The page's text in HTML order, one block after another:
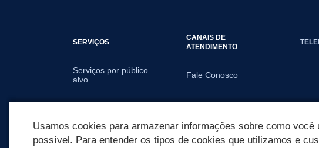
SERVIÇOS
Serviços por público
alvo
CANAIS DE
ATENDIMENTO
Fale Conosco
Usamos cookies para armazenar informações sobre como
possível. Para entender os tipos de cookies que utilizamos e